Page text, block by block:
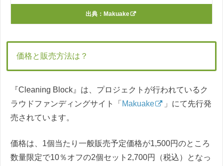
出典： Makuake
価格と販売方法は？
『Cleaning Block』は、プロジェクトが行われているク
ラウドファンディングサイト「 Makuake
」にて先行発
売されています。
価格は、1個当たり一般販売予定価格が1,500円のところ
数量限定で10％オフの2個セット2,700円（税込）となっ